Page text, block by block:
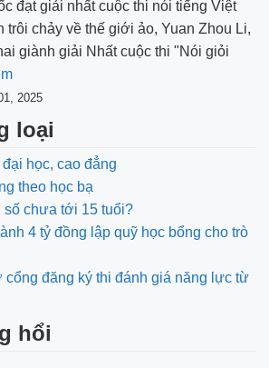
trôi chảy về thế giới ảo, Yuan Zhou Li,
giành giải Nhất cuộc thi "Nói giỏi
2025
loại
học, cao đẳng
theo học bạ
chưa tới 15 tuổi?
4 tỷ đồng lập quỹ học bổng cho trò
cổng đăng ký thi đánh giá năng lực từ
hổi